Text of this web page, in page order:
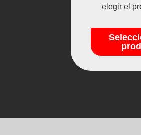
elegir el